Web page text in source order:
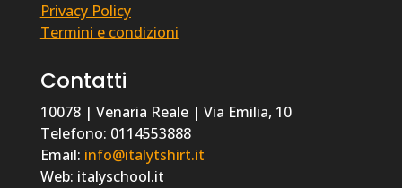
Privacy Policy
Termini e condizioni
Contatti
10078 | Venaria Reale | Via Emilia, 10
Telefono: 0114553888
Email: info@italytshirt.it
Web: italyschool.it